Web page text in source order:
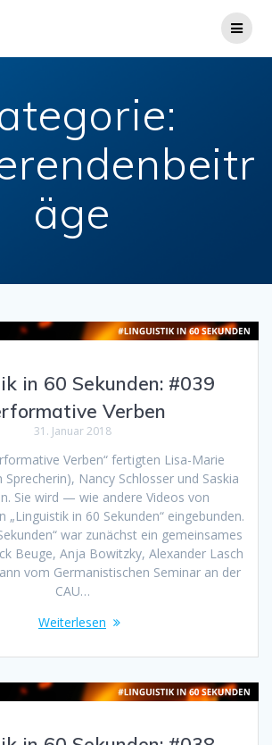
äge
in 60 Sekunden: #039
Verben
31. Januar 2018
Verben“ fertigten Lisa-Marie
Sprecherin), Nancy Schlosser und Saskia
Sie wird — wie andere Videos von
in 60 Sekunden“ eingebunden.
war zunächst ein gemeinsames
Beuge, Anja Bowitzky, Alexander Lasch
vom Germanistischen Seminar an der
CAU…
Weiterlesen